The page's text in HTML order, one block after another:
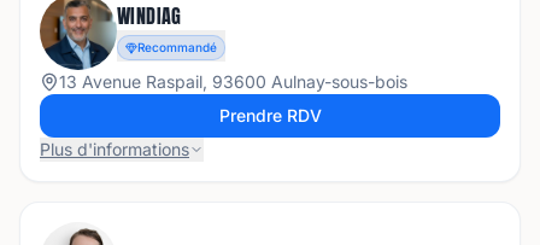
WINDIAG
Recommandé
13 Avenue Raspail, 93600 Aulnay-sous-bois
Prendre RDV
Plus d'informations